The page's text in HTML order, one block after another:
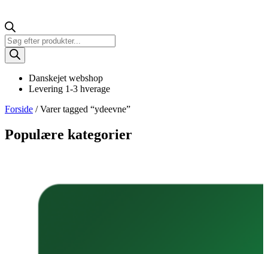
Products
search
Danskejet webshop
Levering 1-3 hverage
Forside / Varer tagged “ydeevne”
Populære kategorier